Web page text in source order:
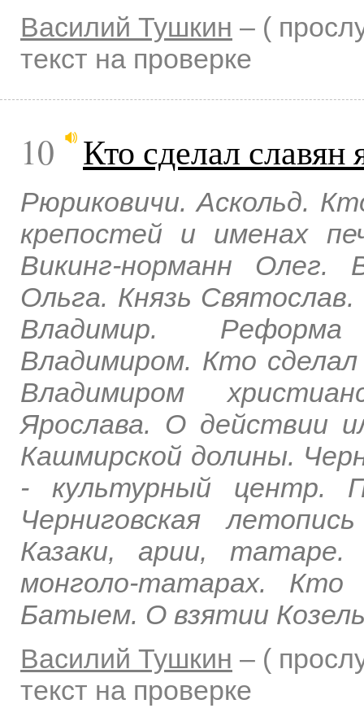
Василий Тушкин – (
текст на проверке
10 Кто сделал
Рюриковичи. Аскольд.
крепостей и именах
Викинг-норманн Олег.
Ольга. Князь
Владимир. Реформа
Владимиром. Кто
Владимиром
Ярослава. О действии
Кашмирской долины.
- культурный центр.
Черниговская
Казаки, арии,
монголо-татарах.
Батыем. О взятии
Василий Тушкин – (
текст на проверке